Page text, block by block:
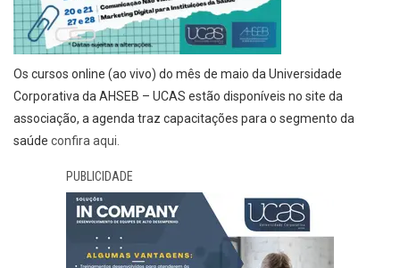
Os cursos online (ao vivo) do mês de maio da Universidade
Corporativa da AHSEB – UCAS estão disponíveis no site da
associação, a agenda traz capacitações para o segmento da
saúde confira aqui.
PUBLICIDADE